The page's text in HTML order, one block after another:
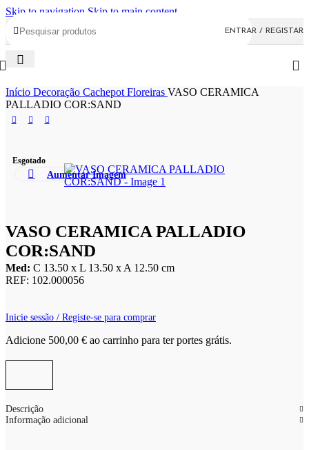
Skip to navigation Skip to main content
ENTRAR / REGISTAR
Início Decoração Cachepot Floreiras VASO CERAMICA
PALLADIO COR:SAND
Esgotado
Aumentar Imagem
VASO CERAMICA PALLADIO
COR:SAND
Med: C 13.50 x L 13.50 x A 12.50 cm
REF: 102.000056
Inicie sessão / Registe-se para comprar
Adicione 500,00 € ao carrinho para ter portes grátis.
Descrição
Informação adicional